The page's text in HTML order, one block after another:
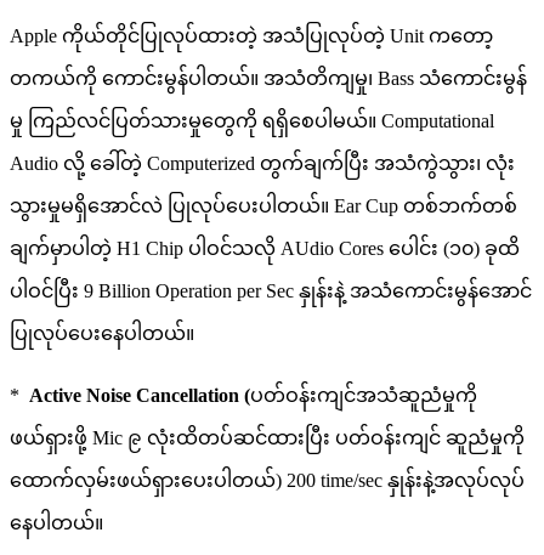
Apple ကိုယ်တိုင်ပြုလုပ်ထားတဲ့ အသံပြုလုပ်တဲ့ Unit ကတော့
တကယ်ကို ကောင်းမွန်ပါတယ်။ အသံတိကျမှု၊ Bass သံကောင်းမွန်
မှု ကြည်လင်ပြတ်သားမှုတွေကို ရရှိစေပါမယ်။ Computational
Audio လို့ ခေါ်တဲ့ Computerized တွက်ချက်ပြီး အသံကွဲသွား၊ လုံး
သွားမှုမရှိအောင်လဲ ပြုလုပ်ပေးပါတယ်။ Ear Cup တစ်ဘက်တစ်
ချက်မှာပါတဲ့ H1 Chip ပါဝင်သလို AUdio Cores ပေါင်း (၁၀) ခုထိ
ပါဝင်ပြီး 9 Billion Operation per Sec နှုန်းနဲ့ အသံကောင်းမွန်အောင်
ပြုလုပ်ပေးနေပါတယ်။
* Active Noise Cancellation (ပတ်ဝန်းကျင်အသံဆူညံမှုကို
ဖယ်ရှားဖို့ Mic ၉ လုံးထိတပ်ဆင်ထားပြီး ပတ်ဝန်းကျင် ဆူညံမှုကို
ထောက်လှမ်းဖယ်ရှားပေးပါတယ်) 200 time/sec နှုန်းနဲ့အလုပ်လုပ်
နေပါတယ်။